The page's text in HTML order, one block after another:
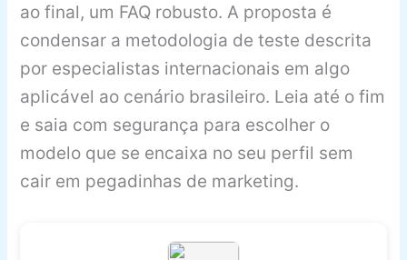
ao final, um FAQ robusto. A proposta é
condensar a metodologia de teste descrita
por especialistas internacionais em algo
aplicável ao cenário brasileiro. Leia até o fim
e saia com segurança para escolher o
modelo que se encaixa no seu perfil sem
cair em pegadinhas de marketing.